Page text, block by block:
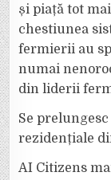
și piață tot
chestiunea
fermierii au
numai
din liderii
Se
rezidențiale
AI Citizens